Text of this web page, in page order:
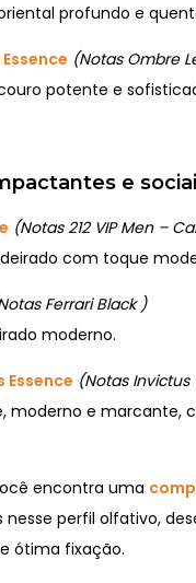
profundo e
(Notas Ombre
potente e
e
(Notas 212 VIP Men –
com toque
Ferrari Black )
moderno.
(Notas
moderno e marcante,
encontra uma
nesse perfil olfativo,
ótima fixação.